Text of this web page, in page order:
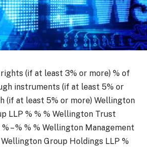
(if at least 3% or more) % of
instruments (if at least 5% or
(if at least 5% or more) Wellington
LLP % % % Wellington Trust
– % % % Wellington Management
Group Holdings LLP %